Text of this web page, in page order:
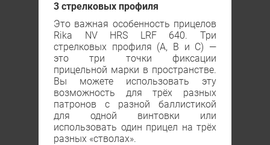
3 стрелковых профиля
Это важная особенность прицелов
Rika NV HRS LRF 640. Три
стрелковых профиля (А, В и С) —
это три точки фиксации
прицельной марки в пространстве.
Вы можете использовать эту
возможность для трёх разных
патронов с разной баллистикой
для одной винтовки или
использовать один прицел на трёх
разных «стволах».